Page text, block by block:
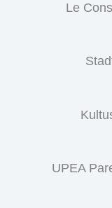
Le
UPEA